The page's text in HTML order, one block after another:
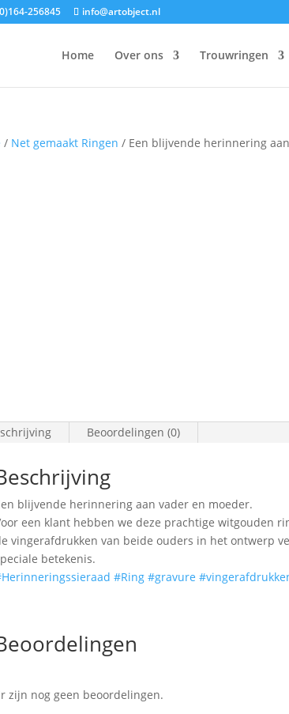
256845 info@artobject.nl
Home Over ons Trouwringen
/ Net gemaakt Ringen / Een blijvende herinnering
Beoordelingen (0)
blijvende herinnering aan vader en moeder.
een klant hebben we deze prachtige witgouden
vingerafdrukken van beide ouders in het ontwerp
betekenis.
#Ring #gravure
zijn nog geen beoordelingen.